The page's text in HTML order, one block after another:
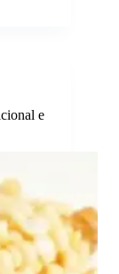
e